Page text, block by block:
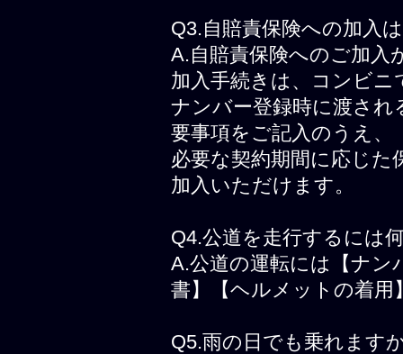
Q3.自賠責保険への加入
A.自賠責保険へのご加入
加入手続きは、コンビニ
ナンバー登録時に渡され
要事項をご記入のうえ、
必要な契約期間に応じた
加入いただけます。
Q4.公道を走行するには
A.公道の運転には【ナン
書】【ヘルメットの着用
Q5.雨の日でも乗れます